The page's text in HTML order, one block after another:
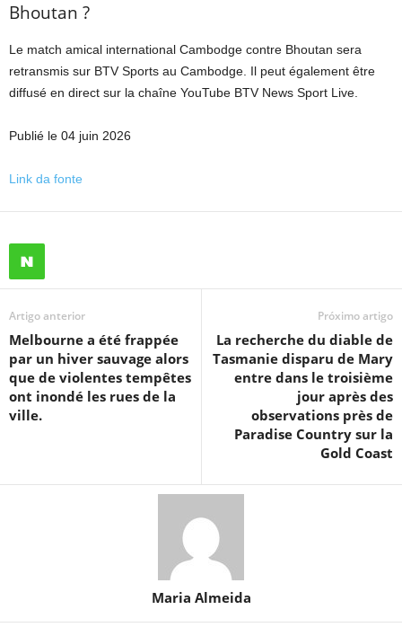
Bhoutan ?
Le match amical international Cambodge contre Bhoutan sera
retransmis sur BTV Sports au Cambodge. Il peut également être
diffusé en direct sur la chaîne YouTube BTV News Sport Live.
Publié le 04 juin 2026
Link da fonte
Artigo anterior
Melbourne a été frappée
par un hiver sauvage alors
que de violentes tempêtes
ont inondé les rues de la
ville.
Próximo artigo
La recherche du diable de
Tasmanie disparu de Mary
entre dans le troisième
jour après des
observations près de
Paradise Country sur la
Gold Coast
Maria Almeida